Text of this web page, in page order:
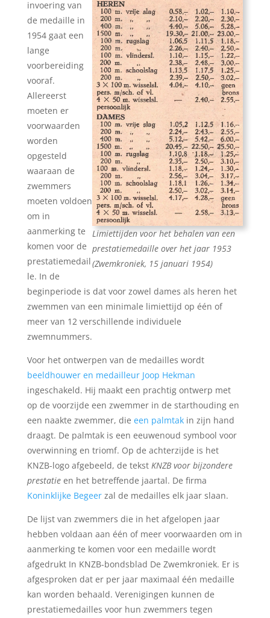
Limiettijden voor het behalen van een
prestatiemedaille over het jaar 1953
(Zwemkroniek, 15 januari 1954)
invoering van
de medaille in
1954 gaat een
lange
voorbereiding
vooraf.
Allereerst
moeten er
voorwaarden
worden
opgesteld
waaraan de
zwemmers
moeten voldoen
om in
aanmerking te
komen voor de
prestatiemedail
le. In de
beginperiode is dat voor zowel dames als heren het
zwemmen van een minimale limiettijd op één of
meer van 12 verschillende individuele
zwemnummers.
Voor het ontwerpen van de medailles wordt
beeldhouwer en medailleur Joop Hekman
ingeschakeld. Hij maakt een prachtig ontwerp met
op de voorzijde een zwemmer in de starthouding en
een naakte zwemmer, die een palmtakin zijn hand
draagt. De palmtak is een eeuwenoud symbool voor
overwinning en triomf. Op de achterzijde is het
KNZB-logo afgebeeld, de tekst KNZB voor bijzondere
prestatieen het betreffende jaartal. De firma
Koninklijke Begeerzal de medailles elk jaar slaan.
De lijst van zwemmers die in het afgelopen jaar
hebben voldaan aan één of meer voorwaarden om in
aanmerking te komen voor een medaille wordt
afgedrukt In KNZB-bondsblad De Zwemkroniek. Er is
afgesproken dat er per jaar maximaal één medaille
kan worden behaald. Verenigingen kunnen de
prestatiemedailles voor hun zwemmers tegen